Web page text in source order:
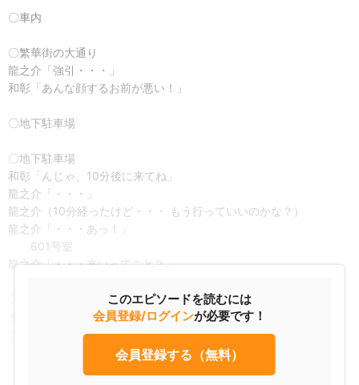
〇車内
〇繁華街の大通り
龍之介「強引・・・」
和彰「あんな顔するお前が悪い！」
〇地下駐車場
〇地下駐車場
和彰「んじゃ、10分後に来てね」
龍之介「・・・」
龍之介（10分経ったけど・・・ もう行っていいのかな？）
龍之介「・・・あっ！」
601号室
龍之介「・・・来いってこと？」
ホテルマン「ようこそお越し下さいました」
龍之介「あ・・・ えっ・・・えっとあの・・・」
このエピソードを読むには
会員登録/ログインが必要です！
会員登録する（無料）